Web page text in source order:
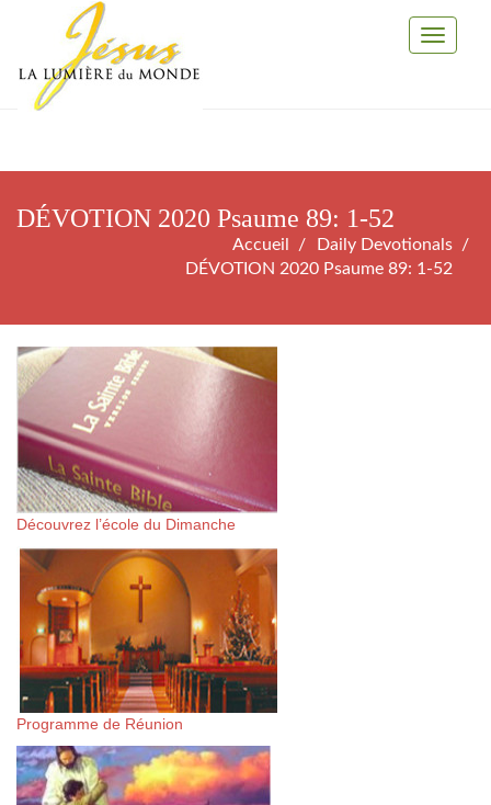
Toggle
DÉVOTION 2020 Psaume 89: 1-52
Accueil
Daily Devotionals
DÉVOTION 2020 Psaume 89: 1-52
Découvrez l’école du Dimanche
Programme de Réunion